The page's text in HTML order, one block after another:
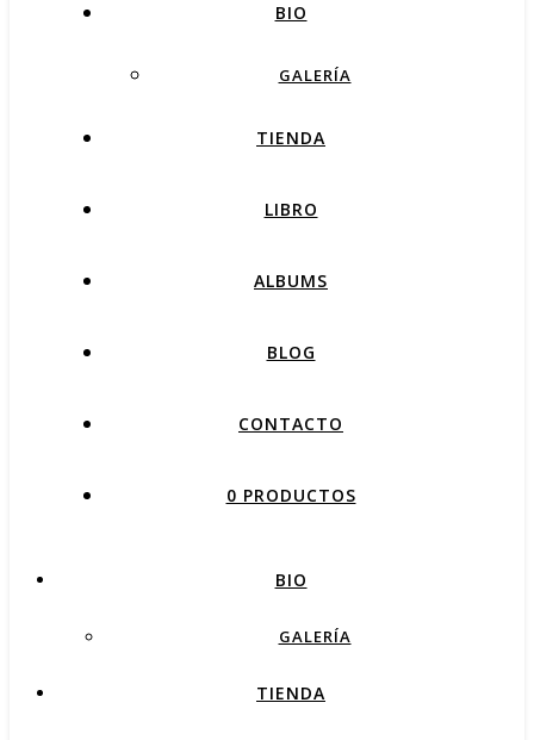
BIO
GALERÍA
TIENDA
LIBRO
ALBUMS
BLOG
CONTACTO
0 PRODUCTOS
BIO
GALERÍA
TIENDA